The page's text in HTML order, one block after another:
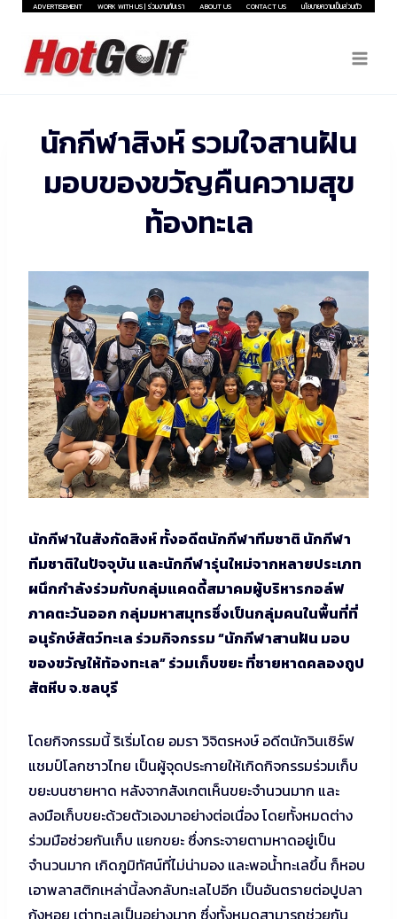
Skip
content
ADVERTISEMENT WORK WITH US | ร่วมงานกับเรา ABOUT US CONTACT US นโยบายความเป็นส่วนตัว
นักกีฬาสิงห์ รวมใจสานฝัน
มอบของขวัญคืนความสุข
ท้องทะเล
นักกีฬาในสังกัดสิงห์ ทั้งอดีตนักกีฬาทีมชาติ นักกีฬา
ทีมชาติในปัจจุบัน และนักกีฬารุ่นใหม่จากหลายประเภท
ผนึกกำลังร่วมกับกลุ่มแคดดี้สมาคมผู้บริหารกอล์ฟ
ภาคตะวันออก กลุ่มมหาสมุทรซึ่งเป็นกลุ่มคนในพื้นที่ที่
อนุรักษ์สัตว์ทะเล ร่วมกิจกรรม “นักกีฬาสานฝัน มอบ
ของขวัญให้ท้องทะเล” ร่วมเก็บขยะ ที่ชายหาดคลองถูป
สัตหีบ จ.ชลบุรี
โดยกิจกรรมนี้ ริเริ่มโดย อมรา วิจิตรหงษ์ อดีตนักวินเซิร์ฟ
แชมป์โลกชาวไทย เป็นผู้จุดประกายให้เกิดกิจกรรมร่วมเก็บ
ขยะบนชายหาด หลังจากสังเกตเห็นขยะจำนวนมาก และ
ลงมือเก็บขยะด้วยตัวเองมาอย่างต่อเนื่อง โดยทั้งหมดต่าง
ร่วมมือช่วยกันเก็บ แยกขยะ ซึ่งกระจายตามหาดอยู่เป็น
จำนวนมาก เกิดภูมิทัศน์ที่ไม่น่ามอง และพอน้ำทะเลขึ้น ก็หอบ
เอาพลาสติกเหล่านี้ลงกลับทะเลไปอีก เป็นอันตรายต่อปูปลา
กุ้งหอย เต่าทะเลเป็นอย่างมาก ซึ่งทั้งหมดสามารถช่วยกัน